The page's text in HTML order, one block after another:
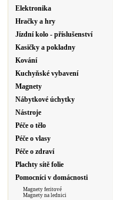
Elektronika
Hračky a hry
Jízdní kolo - příslušenství
Kasičky a pokladny
Kování
Kuchyňské vybavení
Magnety
Nábytkové úchytky
Nástroje
Péče o tělo
Péče o vlasy
Péče o zdraví
Plachty sítě folie
Pomocníci v domácnosti
Magnety feritové
Magnety na lednici